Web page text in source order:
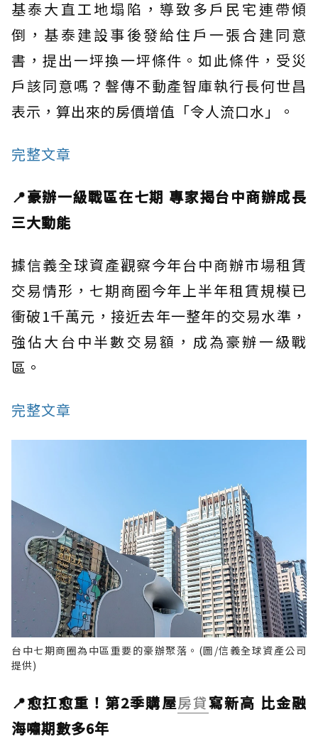
基泰大直工地塌陷，導致多戶民宅連帶傾
倒，基泰建設事後發給住戶一張合建同意
書，提出一坪換一坪條件。如此條件，受災
戶該同意嗎？韾傳不動產智庫執行長何世昌
表示，算出來的房價增值「令人流口水」。
完整文章
📍豪辦一級戰區在七期 專家揭台中商辦成長
三大動能
據信義全球資產觀察今年台中商辦市場租賃
交易情形，七期商圈今年上半年租賃規模已
衝破1千萬元，接近去年一整年的交易水準，
強佔大台中半數交易額，成為豪辦一級戰
區。
完整文章
台中七期商圈為中區重要的豪辦聚落。(圖/信義全球資產公司
提供)
📍愈扛愈重！第2季購屋房貸寫新高 比金融
海嘯期數多6年